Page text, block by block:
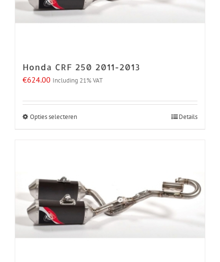
Honda CRF 250 2011-2013
€624.00 Including 21% VAT
Opties selecterenDit
Deze
optie
kan
gekozen
Details